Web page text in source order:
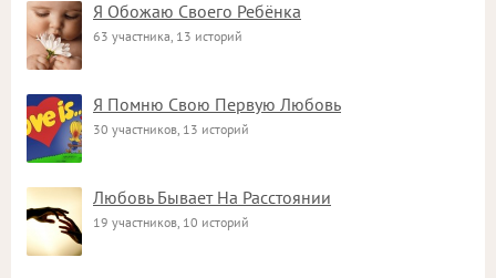
Я Обожаю Своего Ребёнка
63 участника, 13 историй
Я Помню Свою Первую Любовь
30 участников, 13 историй
Любовь Бывает На Расстоянии
19 участников, 10 историй